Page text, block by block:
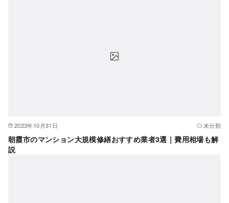
2023年10月31日 未分類
朝霞市のマンション大規模修繕おすすめ業者3選｜費用相場も解
説